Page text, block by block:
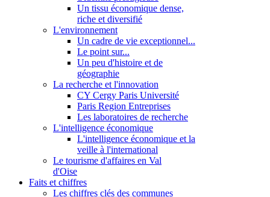
Un tissu économique dense,
riche et diversifié
L'environnement
Un cadre de vie exceptionnel...
Le point sur...
Un peu d'histoire et de
géographie
La recherche et l'innovation
CY Cergy Paris Université
Paris Region Entreprises
Les laboratoires de recherche
L'intelligence économique
L'intelligence économique et la
veille à l'international
Le tourisme d'affaires en Val
d'Oise
Faits et chiffres
Les chiffres clés des communes